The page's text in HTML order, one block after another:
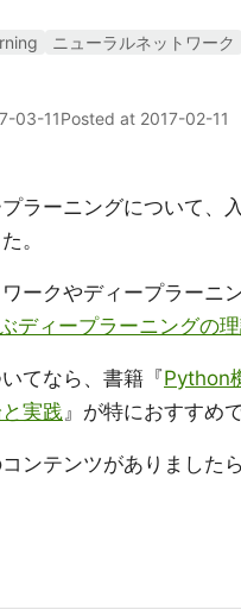
ニューラルネットワーク
03-11Posted at 2017-02-11
ラーニングについて、
。
ークやディープラーニ
ディープラーニングの
てなら、書籍『Python
実践』が特におすすめで
ンテンツがありました